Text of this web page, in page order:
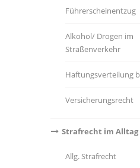
Führerscheinentzug
Alkohol/ Drogen im
Straßenverkehr
Haftungsverteilung
Versicherungsrecht
Strafrecht im Alltag
Allg. Strafrecht